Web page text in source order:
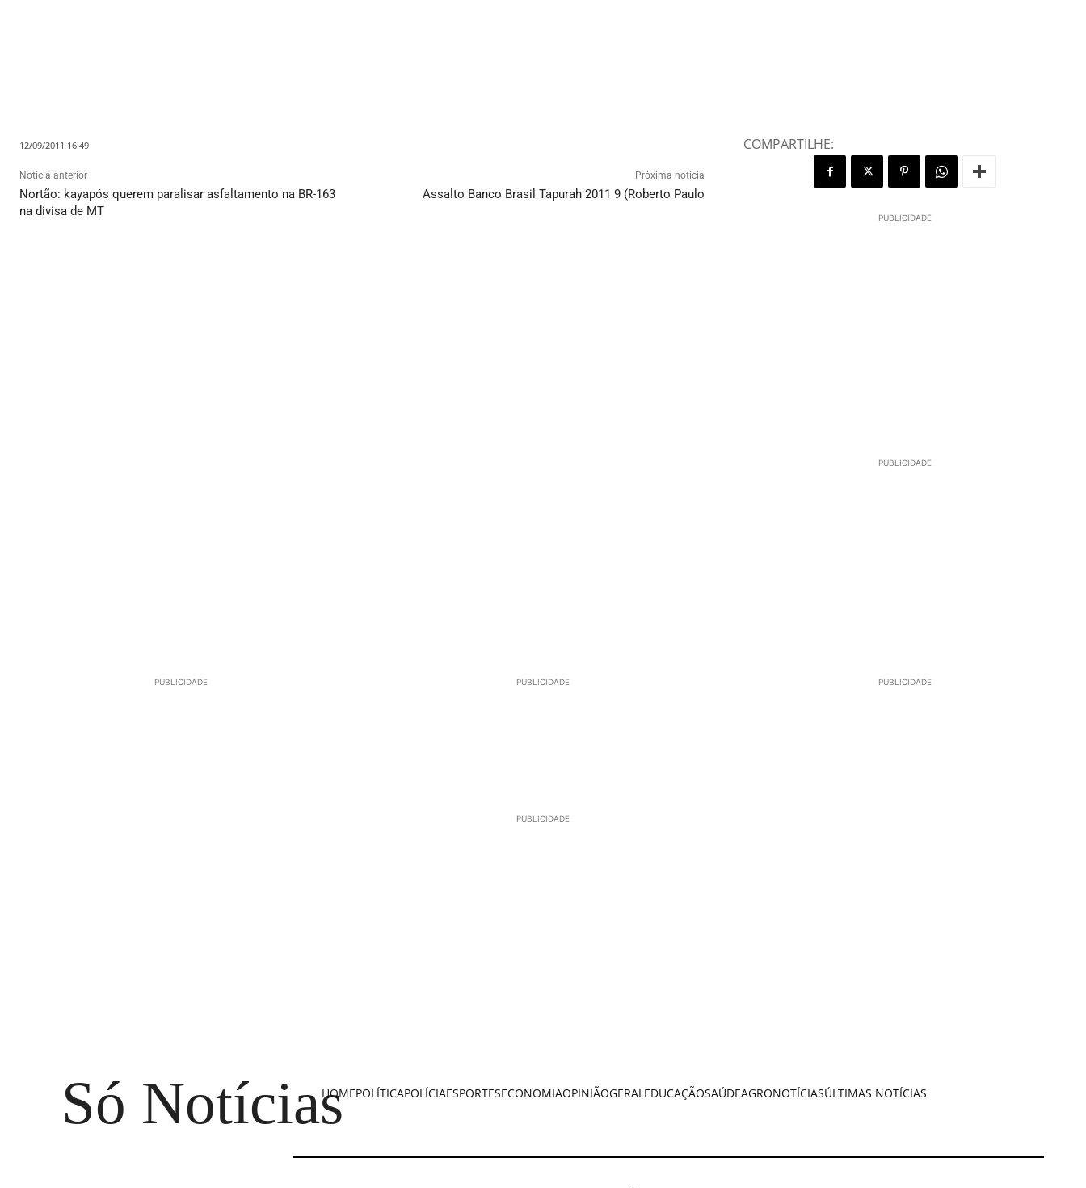
12/09/2011 16:49
Notícia anterior
Nortão: kayapós querem paralisar asfaltamento na BR-163
na divisa de MT
Próxima notícia
Assalto Banco Brasil Tapurah 2011 9 (Roberto Paulo
COMPARTILHE:
PUBLICIDADE
PUBLICIDADE
PUBLICIDADE PUBLICIDADE PUBLICIDADE
PUBLICIDADE
Só Notícias
HOMEPOLÍTICAPOLÍCIAESPORTESECONOMIAOPINIÃOGERALEDUCAÇÃOSAÚDEAGRONOTÍCIASÚLTIMAS NOTÍCIAS